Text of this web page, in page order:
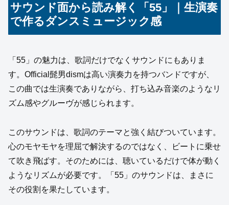
サウンド面から読み解く「55」｜生演奏
で作るダンスミュージック感
「55」の魅力は、歌詞だけでなくサウンドにもありま
す。Official髭男dismは高い演奏力を持つバンドですが、
この曲では生演奏でありながら、打ち込み音楽のようなリ
ズム感やグルーヴが感じられます。
このサウンドは、歌詞のテーマと強く結びついています。
心のモヤモヤを理屈で解決するのではなく、ビートに乗せ
て吹き飛ばす。そのためには、聴いているだけで体が動く
ようなリズムが必要です。「55」のサウンドは、まさに
その役割を果たしています。